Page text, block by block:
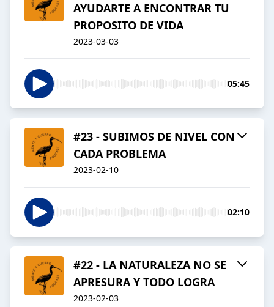
AYUDARTE A ENCONTRAR TU
PROPOSITO DE VIDA
2023-03-03
05:45
#23 - SUBIMOS DE NIVEL CON
CADA PROBLEMA
2023-02-10
02:10
#22 - LA NATURALEZA NO SE
APRESURA Y TODO LOGRA
2023-02-03